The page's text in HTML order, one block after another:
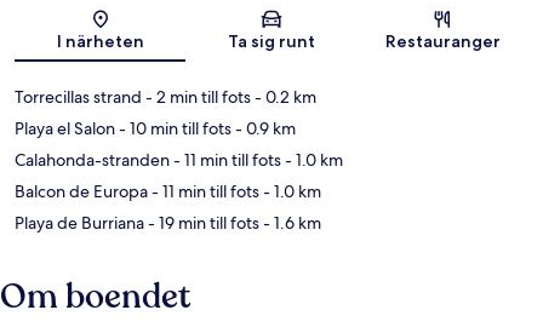
Karta
I närheten Ta sig runt Restauranger
Torrecillas strand - 2 min till fots- 0.2 km
Playa el Salon- 10 min till fots- 0.9 km
Calahonda-stranden- 11 min till fots- 1.0 km
Balcon de Europa- 11 min till fots- 1.0 km
Playa de Burriana- 19 min till fots- 1.6 km
Om boendet